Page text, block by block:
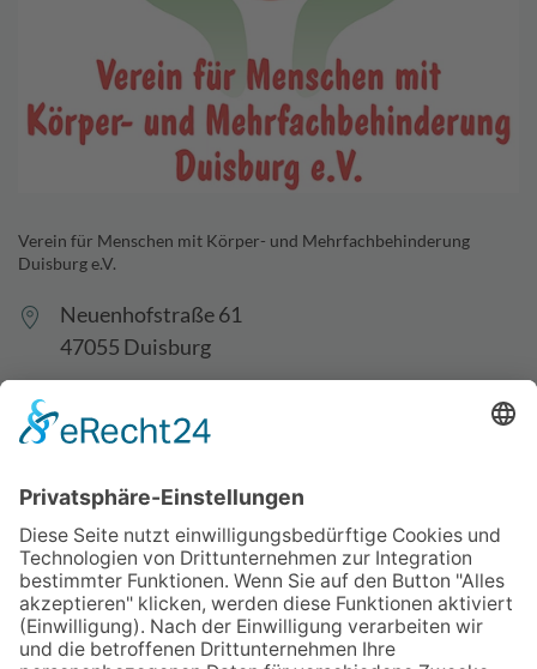
Verein für Menschen mit Körper- und Mehrfachbehinderung
Duisburg e.V.
Neuenhofstraße 61
47055 Duisburg
0203-488949-99
Spenden
Jobs & Stellen
Vereinssatzung